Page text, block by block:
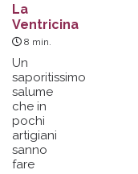
La
Ventricina
8 min.
Un
saporitissimo
salume
che in
pochi
artigiani
sanno
fare